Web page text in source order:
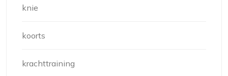
knie
koorts
krachttraining